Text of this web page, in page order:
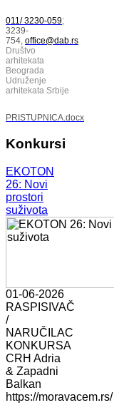
011/ 3230-059;
3239-
754, office@dab.rs
Društvo
arhitekata
Beograda
Udruženje
arhitekata Srbije
PRISTUPNICA.docx
Konkursi
EKOTON
26: Novi
prostori
suživota
01-06-2026
RASPISIVAČ
/
NARUČILAC
KONKURSA
CRH Adria
& Zapadni
Balkan
https://moravacem.rs/